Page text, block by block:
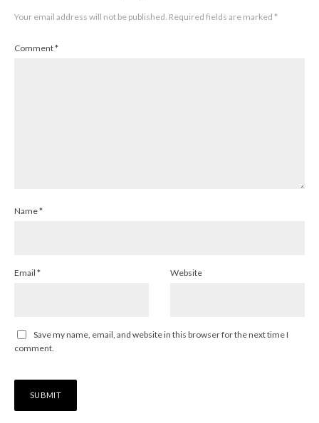
Your email address will not be published. Required fields are marked *
Comment*
Name*
Email * Website
Save my name, email, and website in this browser for the next time I
comment.